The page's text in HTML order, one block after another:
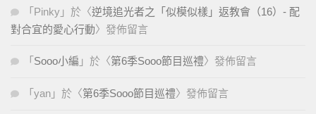
「 Pinky 」於〈逆境追光者之「似模似樣」返教會（16）- 配
對合宜的愛心行動〉發佈留言
「 Sooo小編 」於〈第6季Sooo節目巡禮〉發佈留言
「 yan 」於〈第6季Sooo節目巡禮〉發佈留言